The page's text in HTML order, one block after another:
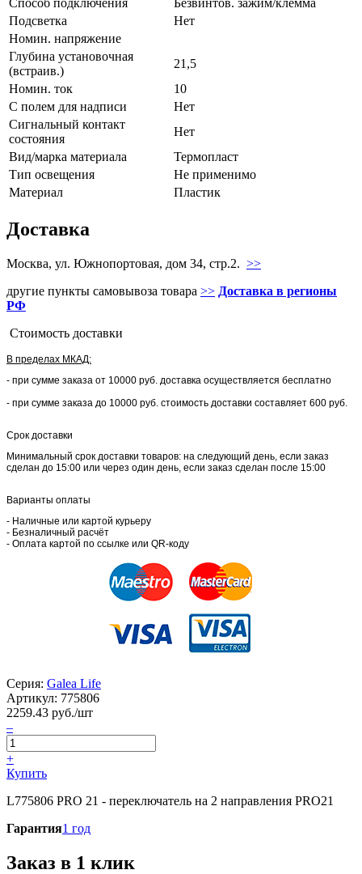
Способ подключения
Безвинтов. зажим/клемма
Подсветка
Нет
Номин. напряжение
Глубина установочная
(встраив.)
21,5
Номин. ток
10
С полем для надписи
Нет
Сигнальный контакт
состояния
Нет
Вид/марка материала
Термопласт
Тип освещения
Не применимо
Материал
Пластик
Доставка
Москва, ул. Южнопортовая, дом 34, стр.2. >>
другие пункты самовывоза товара >> Доставка в регионы
РФ
Стоимость доставки
В пределах МКАД:
- при сумме заказа от 10000 руб. доставка осуществляется бесплатно
- при сумме заказа до 10000 руб. стоимость доставки составляет 600 руб.
Срок доставки
Минимальный срок доставки товаров: на следующий день, если заказ
сделан до 15:00 или через один день, если заказ сделан после 15:00
Варианты оплаты
- Наличные или картой курьеру
- Безналичный расчёт
- Оплата картой по ссылке или QR-коду
Серия: Galea Life
Артикул: 775806
2259.43 руб./шт
–
+
Купить
L775806 PRO 21 - переключатель на 2 направления PRO21
Гарантия1 год
Заказ в 1 клик